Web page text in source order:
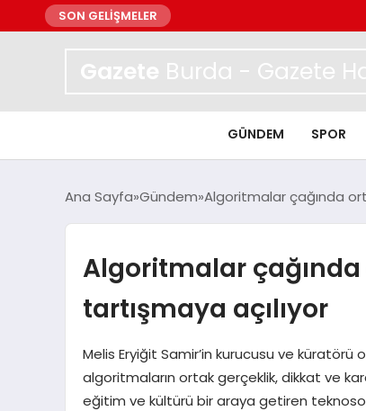
SON GELİŞMELER
Gazete Burda - Gazete
GÜNDEM SPOR
Ana Sayfa Gündem Algoritmalar çağında
Algoritmalar
tartışmaya açılıyor
Melis Eryiğit Samir’in kurucusu ve küratörü
algoritmaların ortak gerçeklik, dikkat ve
eğitim ve kültürü bir araya getiren